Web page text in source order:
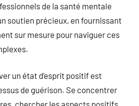
de la santé mentale
soutien précieux, en fournissant
sur mesure pour naviguer ces
un état d’esprit positif est
de guérison. Se concentrer
chercher les aspects positifs